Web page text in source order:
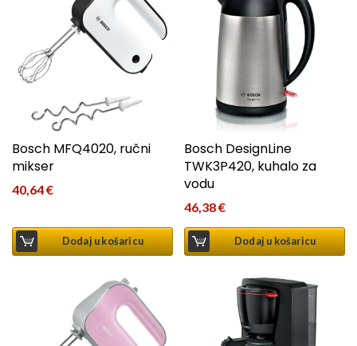
Bosch MFQ4020, ručni
mikser
40,64€
Dodaj u košaricu
Bosch DesignLine
TWK3P420, kuhalo za
vodu
46,38€
Dodaj u košaricu